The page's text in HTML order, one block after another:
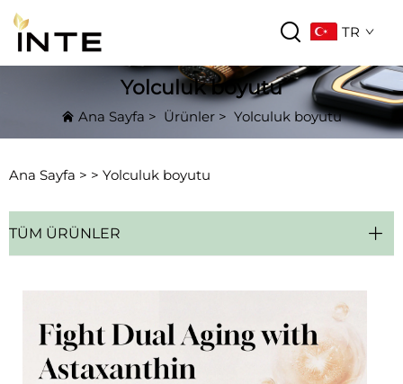
TR
Yolculuk boyutu
Ana Sayfa > Ürünler > Yolculuk boyutu
Ana Sayfa > > Yolculuk boyutu
TÜM ÜRÜNLER